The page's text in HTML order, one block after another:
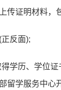
传证明材料，
反面);
学历、学位证
留学服务中心